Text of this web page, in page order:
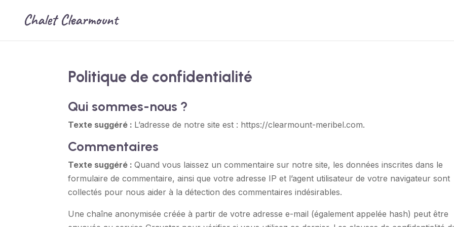
Politique de confidentialité
Qui sommes-nous ?
Texte suggéré : L’adresse de notre site est : https://clearmount-meribel.com.
Commentaires
Texte suggéré :Quand vous laissez un commentaire sur notre site, les données inscrites dans le
formulaire de commentaire, ainsi que votre adresse IP et l’agent utilisateur de votre navigateur sont
collectés pour nous aider à la détection des commentaires indésirables.
Une chaîne anonymisée créée à partir de votre adresse e-mail (également appelée hash) peut être